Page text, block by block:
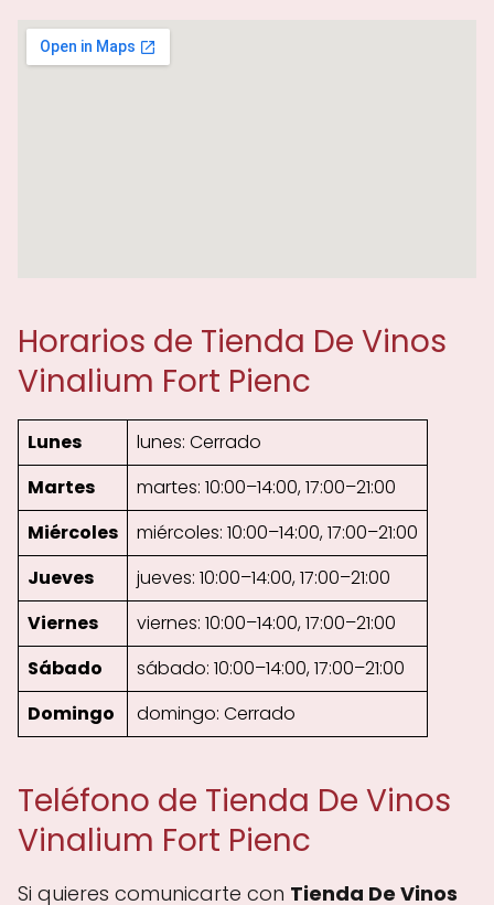
Horarios de Tienda De Vinos
Vinalium Fort Pienc
Lunes
lunes: Cerrado
Martes
martes: 10:00–14:00, 17:00–21:00
Miércoles
miércoles: 10:00–14:00, 17:00–21:00
Jueves
jueves: 10:00–14:00, 17:00–21:00
Viernes
viernes: 10:00–14:00, 17:00–21:00
Sábado
sábado: 10:00–14:00, 17:00–21:00
Domingo
domingo: Cerrado
Teléfono de Tienda De Vinos
Vinalium Fort Pienc
Si quieres comunicarte con Tienda De Vinos